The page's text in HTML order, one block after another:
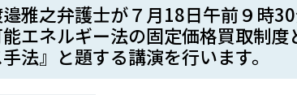
雅之弁護士が７月18日午前９時
エネルギー法の固定価格買取制
法』と題する講演を行います。